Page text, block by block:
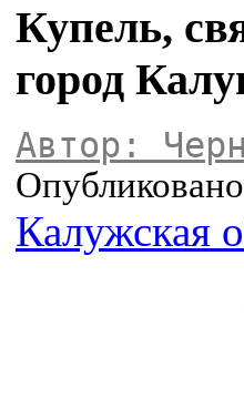
Купель,
город
Автор:
Калужская